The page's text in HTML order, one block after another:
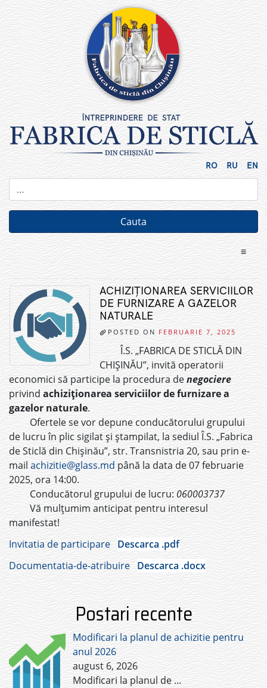
RO RU EN
≡
ACHIZIȚIONAREA SERVICIILOR
DE FURNIZARE A GAZELOR
NATURALE
POSTED ON FEBRUARIE 7, 2025
Î.S. „FABRICA DE STICLĂ DIN
CHIȘINĂU”, invită operatorii
economici să participe la procedura denegociere
privind achiziționarea serviciilor de furnizare a
gazelor naturale.
Ofertele se vor depune conducătorului grupului
de lucru în plic sigilat și ștampilat, la sediul Î.S. „Fabrica
de Sticlă din Chișinău”, str. Transnistria 20, sau prin e-
mail achizitie@glass.md până la data de 07 februarie
2025, ora 14:00.
Conducătorul grupului de lucru: 060003737
Vă mulțumim anticipat pentru interesul
manifestat!
Invitatia de participare Descarca .pdf
Documentatia-de-atribuire Descarca .docx
Postari recente
Modificari la planul de achizitie pentru
anul 2026
august 6, 2026
Modificari la planul de ...